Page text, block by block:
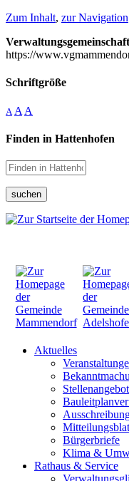
Zum Inhalt, zur Navigation
https://
Schriftgröße
A A A
Finden in Hattenhofen
suchen
Aktuelles
Bürgerbriefe
Klima &
Rathaus & Service